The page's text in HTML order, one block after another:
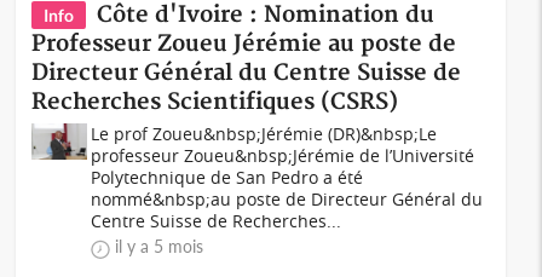
Info
Côte d'Ivoire : Nomination du
Professeur Zoueu Jérémie au poste de
Directeur Général du Centre Suisse de
Recherches Scientifiques (CSRS)
Le prof Zoueu&nbsp;Jérémie (DR)&nbsp;Le
professeur Zoueu&nbsp;Jérémie de l’Université
Polytechnique de San Pedro a été
nommé&nbsp;au poste de Directeur Général du
Centre Suisse de Recherches...
il y a 5 mois